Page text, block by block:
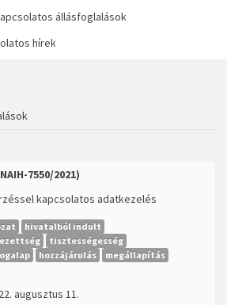
állásfoglalások
hírek
7550/2021)
kapcsolatos adatkezelés
hivatalból indult
tisztességesség
hozzájárulás
megállapítás
augusztus 11.